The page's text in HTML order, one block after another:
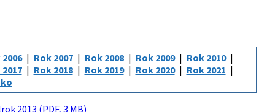
Rok 2007 Rok 2008 Rok 2009
Rok 2010
Rok 2018 Rok 2019 Rok 2020
Rok 2021
2013 (PDF, 3 MB)